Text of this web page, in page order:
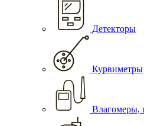
Детекторы
Курвиметры
Влагомеры,